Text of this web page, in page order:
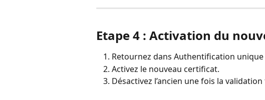
Etape 4 : Activation du
Retournez dans Authentification unique
Activez le nouveau certificat.
Désactivez l’ancien une fois la